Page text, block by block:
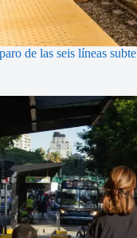
de las seis líneas subte